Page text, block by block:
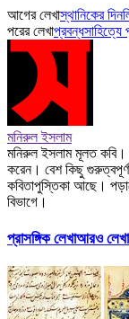
আগের লেখাস্থানিকের
পরের লেখাপ্রবন্ধসাহিত্যে
মনিরুল ইসলাম
মনিরুল ইসলাম মূলত কবি।
করেন। বেশ কিছু
কবিতাপুস্তিকা আছে।
বিভাগে।
প্রাসঙ্গিক লেখাআরও লেখা